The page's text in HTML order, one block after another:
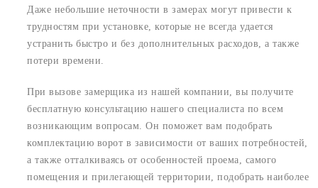
Даже небольшие неточности в замерах могут привести к
трудностям при установке, которые не всегда удается
устранить быстро и без дополнительных расходов, а также
потери времени.
При вызове замерщика из нашей компании, вы получите
бесплатную консультацию нашего специалиста по всем
возникающим вопросам. Он поможет вам подобрать
комплектацию ворот в зависимости от ваших потребностей,
а также отталкиваясь от особенностей проема, самого
помещения и прилегающей территории, подобрать наиболее